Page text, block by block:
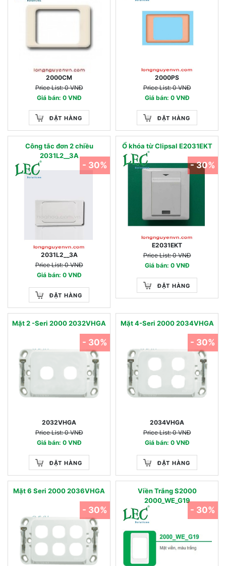
2000CM
Price List: 0 VNĐ
Giá bán: 0 VNĐ
ĐẶT HÀNG
2000PS
Price List: 0 VNĐ
Giá bán: 0 VNĐ
ĐẶT HÀNG
Công tắc đơn 2 chiều
2031L2__3A
2031L2__3A
Price List: 0 VNĐ
Giá bán: 0 VNĐ
ĐẶT HÀNG
- 30%
Ổ khóa từ Clipsal E2031EKT
E2031EKT
Price List: 0 VNĐ
Giá bán: 0 VNĐ
ĐẶT HÀNG
- 30%
Mặt 2 -Seri 2000 2032VHGA
2032VHGA
Price List: 0 VNĐ
Giá bán: 0 VNĐ
ĐẶT HÀNG
- 30%
Mặt 4-Seri 2000 2034VHGA
2034VHGA
Price List: 0 VNĐ
Giá bán: 0 VNĐ
ĐẶT HÀNG
- 30%
Mặt 6 Seri 2000 2036VHGA
- 30%
Viền Trắng S2000
2000_WE_G19
- 30%